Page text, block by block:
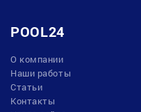
POOL24
О компании
Наши работы
Статьи
Контакты